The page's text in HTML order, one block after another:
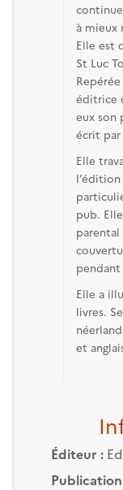
à mieux
Elle est
St Luc
éditrice
eux son
écrit par
Elle
l’édition
pub.
parental
pendant
Elle a
livres.
et
Éditeur :